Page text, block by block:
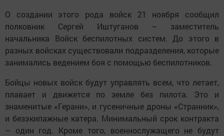
О создании этого рода войск 21 ноября сообщил
полковник Сергей Иштуганов – заместитель
начальника Войск беспилотных систем. До этого в
разных войсках существовали подразделения, которые
занимались ведением боя с помощью беспилотников.
Бойцы новых войск будут управлять всем, что летает,
плавает и движется по земле без пилота. Это и
знаменитые «Герани», и гусеничные дроны «Странник»,
и безэкипажные катера. Минимальный срок контракта
– один год. Кроме того, военнослужащего не будут